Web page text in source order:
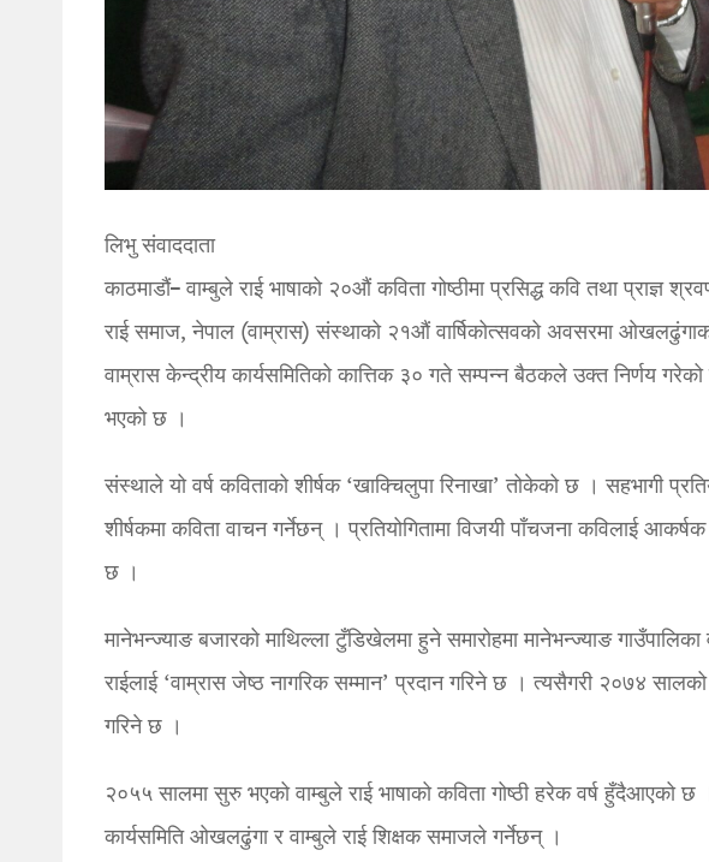
लिभु संवाददाता
काठमाडौं– वाम्बुले राई भाषाको २०औं कविता गोष्ठीमा प्रसिद्ध कवि तथा
राई समाज, नेपाल (वाम्रास) संस्थाको २१औं वार्षिकोत्सवको अवसरमा
वाम्रास केन्द्रीय कार्यसमितिको कात्तिक ३० गते सम्पन्न बैठकले उक्त निर्णय
भएको छ ।
संस्थाले यो वर्ष कविताको शीर्षक ‘खाक्चिलुपा रिनाखा’ तोकेको छ । सहभागी
शीर्षकमा कविता वाचन गर्नेछन् । प्रतियोगितामा विजयी पाँचजना कविलाई
छ ।
मानेभन्ज्याङ बजारको माथिल्ला टुँडिखेलमा हुने समारोहमा मानेभन्ज्याङ
राईलाई ‘वाम्रास जेष्ठ नागरिक सम्मान’ प्रदान गरिने छ । त्यसैगरी २०७४
गरिने छ ।
२०५५ सालमा सुरु भएको वाम्बुले राई भाषाको कविता गोष्ठी हरेक वर्ष हुँदैआएको छ
कार्यसमिति ओखलढुंगा र वाम्बुले राई शिक्षक समाजले गर्नेछन् ।